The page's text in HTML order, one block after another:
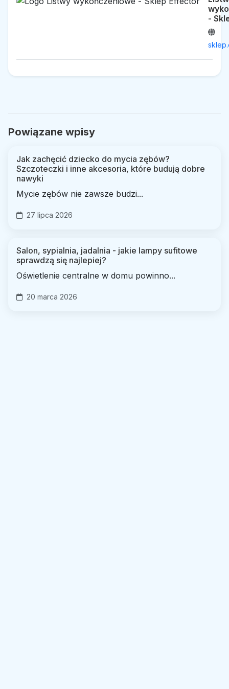
-
Powiązane wpisy
Jak zachęcić dziecko do mycia zębów?
Szczoteczki i inne akcesoria, które budują dobre
nawyki
Mycie zębów nie zawsze budzi...
27 lipca 2026
Salon, sypialnia, jadalnia - jakie lampy sufitowe
sprawdzą się najlepiej?
Oświetlenie centralne w domu powinno...
20 marca 2026